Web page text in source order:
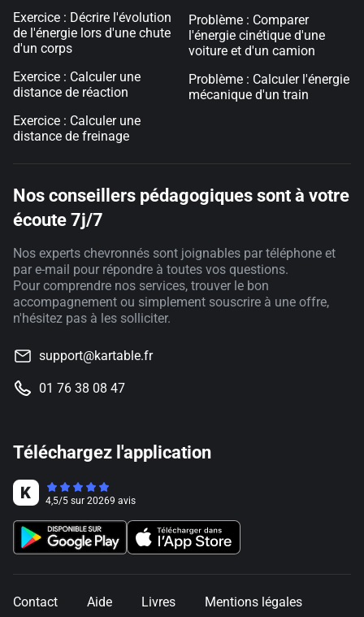
Exercice : Décrire l'évolution
de l'énergie lors d'une chute
d'un corps
Exercice : Calculer une
distance de réaction
Exercice : Calculer une
distance de freinage
Problème : Comparer
l'énergie cinétique d'une
voiture et d'un camion
Problème : Calculer l'énergie
mécanique d'un train
Nos conseillers pédagogiques sont à votre
écoute 7j/7
Nos experts chevronnés sont joignables par téléphone et
par e-mail pour répondre à toutes vos questions.
Pour comprendre nos services, trouver le bon
accompagnement ou simplement souscrire à une offre,
n'hésitez pas à les solliciter.
support@kartable.fr
01 76 38 08 47
Téléchargez l'application
4,5/5 sur 20269 avis
Contact Aide Livres Mentions légales